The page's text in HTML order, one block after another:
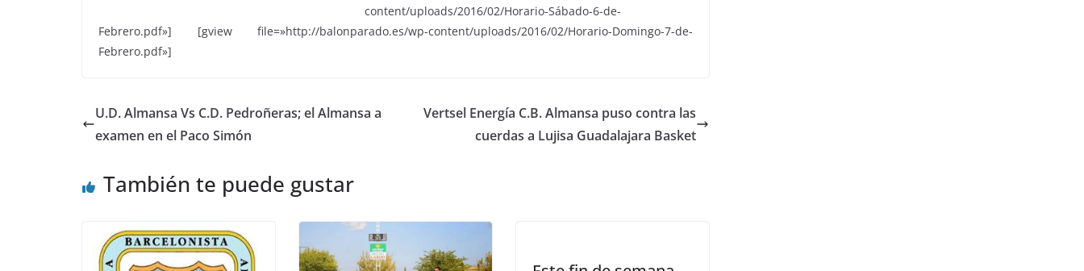
content/uploads/2016/02/Horario-Sábado-6-de-
Febrero.pdf»] [gview file=»http://balonparado.es/wp-content/uploads/2016/02/Horario-Domingo-7-de-
Febrero.pdf»]
U.D. Almansa Vs C.D. Pedroñeras; el Almansa a
examen en el Paco Simón
Vertsel Energía C.B. Almansa puso contra las
cuerdas a Lujisa Guadalajara Basket
También te puede gustar